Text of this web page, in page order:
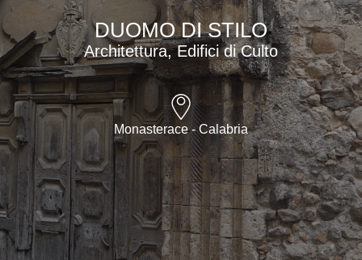
DUOMO DI STILO
Architettura, Edifici di Culto
Monasterace - Calabria